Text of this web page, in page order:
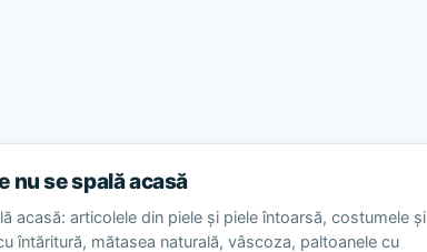
nu se spală acasă
acasă: articolele din piele și piele întoarsă, costumele și
întăritură, mătasea naturală, vâscoza, paltoanele cu